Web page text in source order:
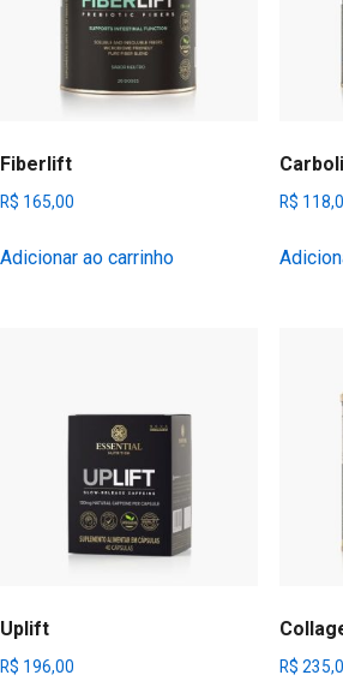
Fiberlift
R$ 165,00
Adicionar ao carrinho
R$
Uplift
R$ 196,00 R$